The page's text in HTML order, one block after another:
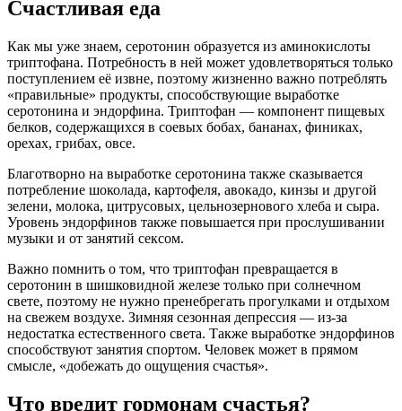
Счастливая еда
Как мы уже знаем, серотонин образуется из аминокислоты
триптофана. Потребность в ней может удовлетворяться только
поступлением её извне, поэтому жизненно важно потреблять
«правильные» продукты, способствующие выработке
серотонина и эндорфина. Триптофан — компонент пищевых
белков, содержащихся в соевых бобах, бананах, финиках,
орехах, грибах, овсе.
Благотворно на выработке серотонина также сказывается
потребление шоколада, картофеля, авокадо, кинзы и другой
зелени, молока, цитрусовых, цельнозернового хлеба и сыра.
Уровень эндорфинов также повышается при прослушивании
музыки и от занятий сексом.
Важно помнить о том, что триптофан превращается в
серотонин в шишковидной железе только при солнечном
свете, поэтому не нужно пренебрегать прогулками и отдыхом
на свежем воздухе. Зимняя сезонная депрессия — из-за
недостатка естественного света. Также выработке эндорфинов
способствуют занятия спортом. Человек может в прямом
смысле, «добежать до ощущения счастья».
Что вредит гормонам счастья?